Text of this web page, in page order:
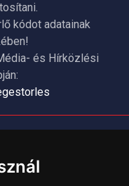
kódot adatainak
és Hírközlési